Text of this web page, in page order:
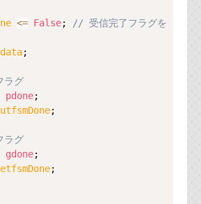
<= False;
// 受信完了フラグを
;
ラグ
pdone;
;
ラグ
gdone;
;